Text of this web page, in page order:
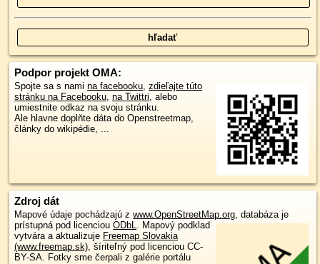
Podpor projekt OMA:
Spojte sa s nami na facebooku, zdieľajte túto
stránku na Facebooku, na Twittri, alebo
umiestnite odkaz na svoju stránku.
Ale hlavne doplňte dáta do Openstreetmap,
články do wikipédie, ...
Zdroj dát
Mapové údaje pochádzajú z www.OpenStreetMap.org, databáza je
prístupná pod licenciou ODbL. Mapový podklad
vytvára a aktualizuje Freemap Slovakia
(www.freemap.sk), šíriteľný pod licenciou CC-
BY-SA. Fotky sme čerpali z galérie portálu